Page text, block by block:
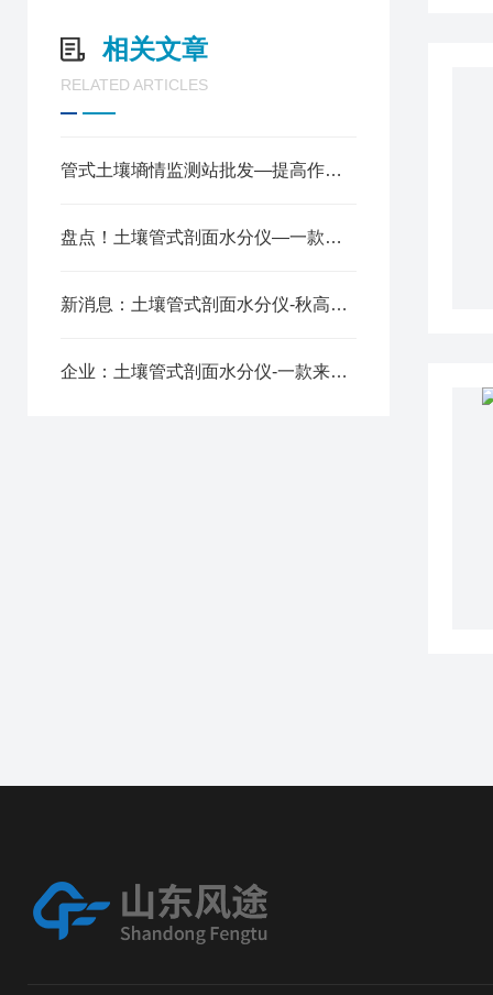
相关文章
RELATED ARTICLES
管式土壤墒情监测站批发—提高作物产量与品质@2024全网推送
盘点！土壤管式剖面水分仪—一款欣欣向荣的管式土壤墒情监测站
新消息：土壤管式剖面水分仪-秋高气爽的管式土壤墒情监测仪@2023已更新
企业：土壤管式剖面水分仪-一款来势汹汹的管式土壤墒情监测仪